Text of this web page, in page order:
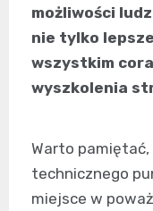
możliwości
nie tylko
wszystkim
wyszkolenia
Warto
technicznego
miejsce w